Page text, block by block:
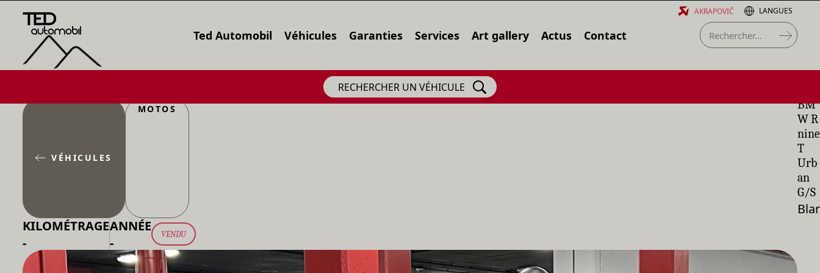
Ted Automobil Véhicules Garanties Services Art gallery Actus Contact
LANGUES
AKRAPOVIČ
RECHERCHER UN VÉHICULE
VÉHICULES
MOTOS
BM
W R
nine
T
Urb
an
G/S
KILOMÉTRAGE
-
ANNÉE
-
VENDU